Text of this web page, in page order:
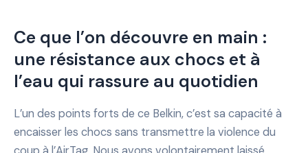
Ce que l’on découvre en main :
une résistance aux chocs et à
l’eau qui rassure au quotidien
L’un des points forts de ce Belkin, c’est sa capacité à
encaisser les chocs sans transmettre la violence du